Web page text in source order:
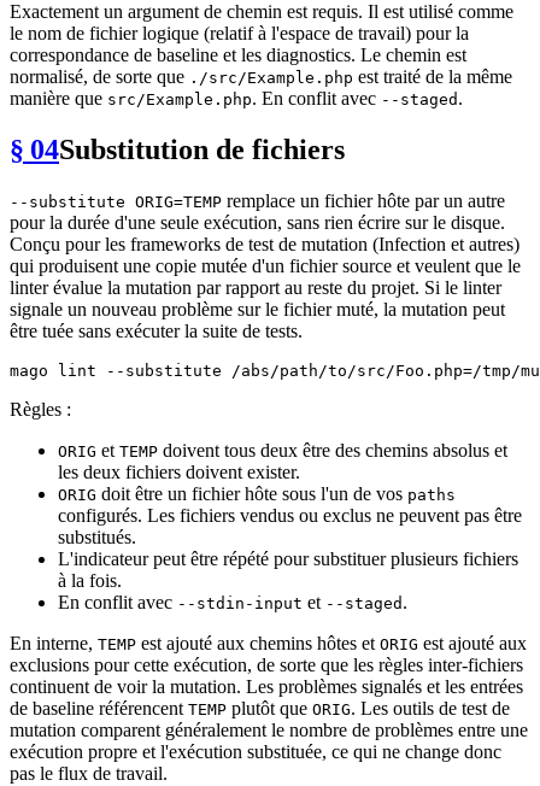
Exactement un argument de chemin est requis. Il est utilisé comme
le nom de fichier logique (relatif à l'espace de travail) pour la
correspondance de baseline et les diagnostics. Le chemin est
normalisé, de sorte que ./src/Example.php est traité de la même
manière que src/Example.php. En conflit avec --staged .
§ 04Substitution de fichiers
--substitute ORIG=TEMP remplace un fichier hôte par un autre
pour la durée d'une seule exécution, sans rien écrire sur le disque.
Conçu pour les frameworks de test de mutation (Infection et autres)
qui produisent une copie mutée d'un fichier source et veulent que le
linter évalue la mutation par rapport au reste du projet. Si le linter
signale un nouveau problème sur le fichier muté, la mutation peut
être tuée sans exécuter la suite de tests.
Règles :
ORIG et TEMP doivent tous deux être des chemins absolus et
les deux fichiers doivent exister.
ORIG doit être un fichier hôte sous l'un de vos paths
configurés. Les fichiers vendus ou exclus ne peuvent pas être
substitués.
L'indicateur peut être répété pour substituer plusieurs fichiers
à la fois.
En conflit avec --stdin-input et --staged .
En interne, TEMP est ajouté aux chemins hôtes et ORIG est ajouté aux
exclusions pour cette exécution, de sorte que les règles inter-fichiers
continuent de voir la mutation. Les problèmes signalés et les entrées
de baseline référencent TEMP plutôt que ORIG. Les outils de test de
mutation comparent généralement le nombre de problèmes entre une
exécution propre et l'exécution substituée, ce qui ne change donc
pas le flux de travail.